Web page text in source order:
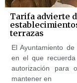
Tarifa advierte
terrazas
El Ayuntamiento
en el que
autorización para
mantener en